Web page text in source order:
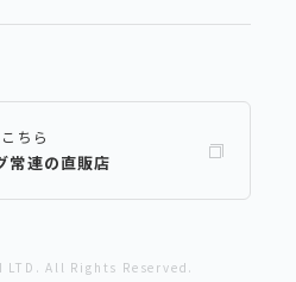
ちら
常連の直販店
LTD. All Rights Reserved.